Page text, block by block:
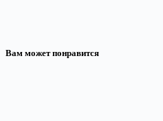
Вам может понравится